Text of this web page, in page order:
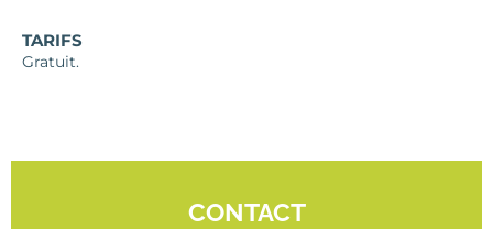
CONTACT
TARIFS
Gratuit.